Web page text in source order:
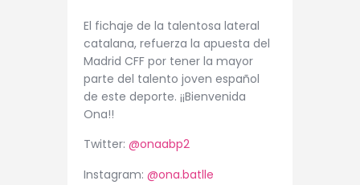
El fichaje de la talentosa lateral
catalana, refuerza la apuesta del
Madrid CFF por tener la mayor
parte del talento joven español
de este deporte. ¡¡Bienvenida
Ona!!
Twitter: @onaabp2
Instagram: @ona.batlle